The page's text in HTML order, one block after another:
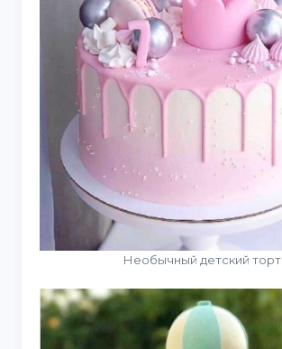
Необычный детский торт